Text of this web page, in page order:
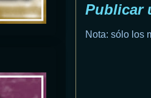
Publicar
Nota: sólo los